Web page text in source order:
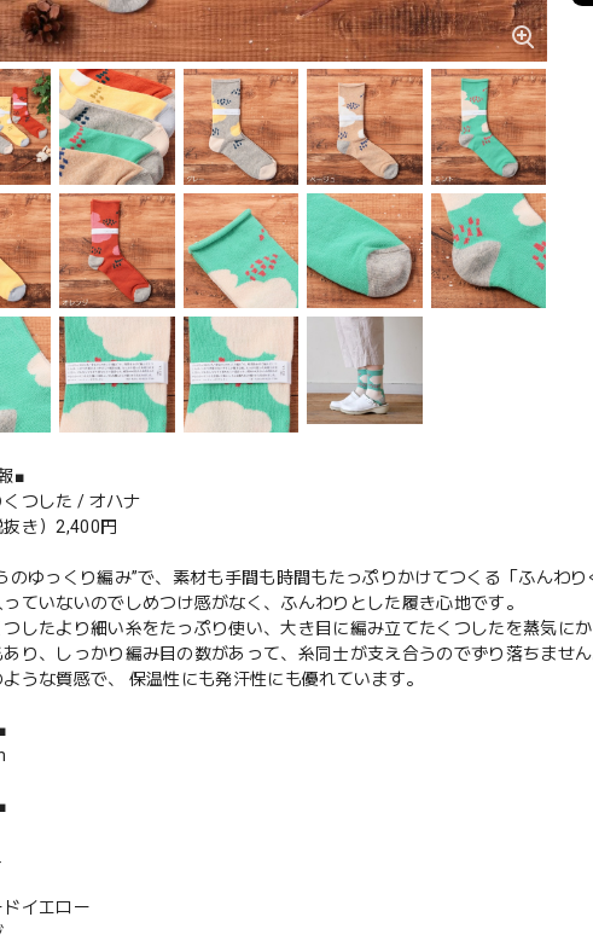
■
くつした / オハナ
き）2,400円
のゆっくり編み”で、素材も手間も時間もたっぷりかけてつくる「ふんわり
ていないのでしめつけ感がなく、ふんわりとした履き心地です。
つしたより細い糸をたっぷり使い、大き目に編み立てたくつしたを蒸気に
り、しっかり編み目の数があって、糸同士が支え合うのでずり落ちません
うな質感で、 保温性にも発汗性にも優れています。
イエロー